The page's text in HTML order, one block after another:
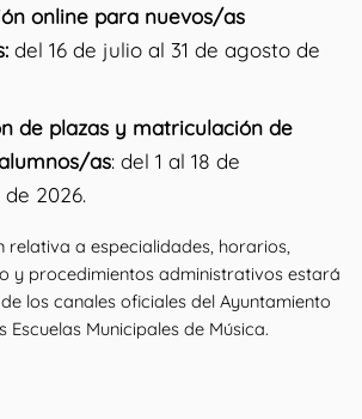
online para nuevos/as
del 16 de julio al 31 de agosto de
de plazas y matriculación de
as: del 1 al 18 de
2026.
relativa a especialidades, horarios,
y procedimientos administrativos estará
los canales oficiales del Ayuntamiento
Escuelas Municipales de Música.